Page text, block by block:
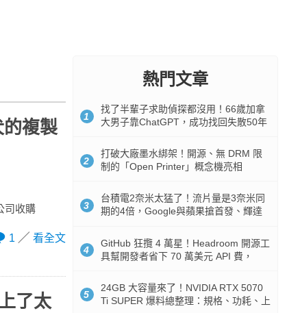
複製
司收購
1
看全文
了太
熱門文章
1
找了半輩子求助偵探都沒用！66歲加拿
大男子靠ChatGPT，成功找回失散50年
2
打破大廠墨水綁架！開源、無 DRM 限
制的「Open Printer」概念機亮相
3
台積電2奈米太猛了！流片量是3奈米同
期的4倍，Google與蘋果搶首發、輝達
4
GitHub 狂攬 4 萬星！Headroom 開源工
具幫開發者省下 70 萬美元 API 費，
5
24GB 大容量來了！NVIDIA RTX 5070
Ti SUPER 爆料總整理：規格、功耗、上